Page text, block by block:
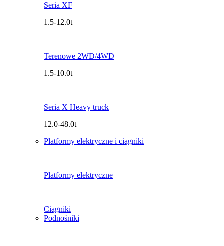
Seria XF
1.5-12.0t
Terenowe 2WD/4WD
1.5-10.0t
Seria X Heavy truck
12.0-48.0t
Platformy elektryczne i ciągniki
Platformy elektryczne
Ciągniki
Podnośniki